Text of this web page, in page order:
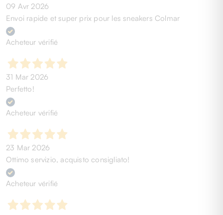
09 Avr 2026
Envoi rapide et super prix pour les sneakers Colmar
Acheteur vérifié
31 Mar 2026
Perfetto!
Acheteur vérifié
23 Mar 2026
Ottimo servizio, acquisto consigliato!
Acheteur vérifié